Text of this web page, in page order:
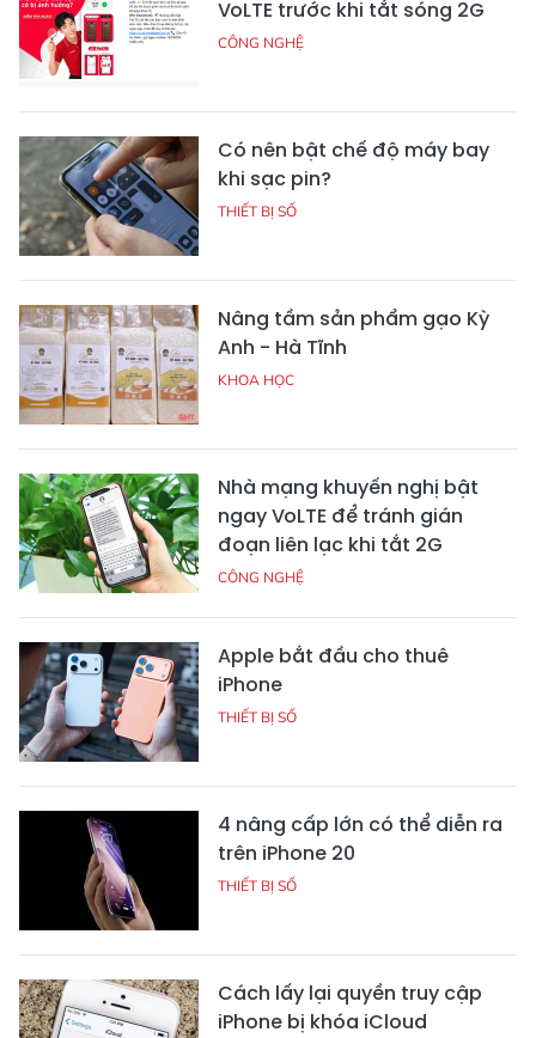
VoLTE trước khi tắt sóng 2G
CÔNG NGHỆ
Có nên bật chế độ máy bay
khi sạc pin?
THIẾT BỊ SỐ
Nâng tầm sản phẩm gạo Kỳ
Anh - Hà Tĩnh
KHOA HỌC
Nhà mạng khuyến nghị bật
ngay VoLTE để tránh gián
đoạn liên lạc khi tắt 2G
CÔNG NGHỆ
Apple bắt đầu cho thuê
iPhone
THIẾT BỊ SỐ
4 nâng cấp lớn có thể diễn ra
trên iPhone 20
THIẾT BỊ SỐ
Cách lấy lại quyền truy cập
iPhone bị khóa iCloud